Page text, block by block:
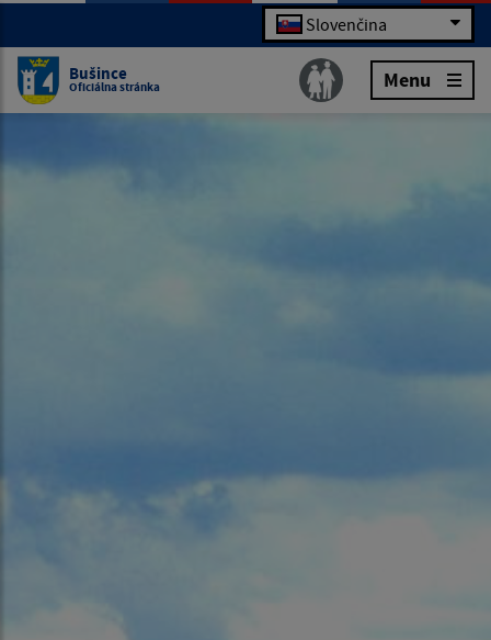
Slovenčina
Bušince
Oficiálna stránka Menu